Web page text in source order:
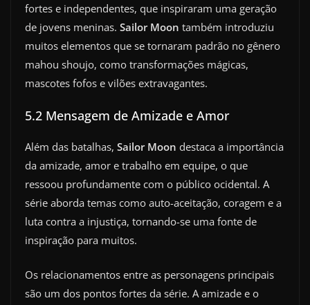
fortes e independentes, que inspiraram uma geração
de jovens meninas. Sailor Moon também introduziu
muitos elementos que se tornaram padrão no gênero
mahou shoujo, como transformações mágicas,
mascotes fofos e vilões extravagantes.
5.2 Mensagem de Amizade e Amor
Além das batalhas, Sailor Moon destaca a importância
da amizade, amor e trabalho em equipe, o que
ressoou profundamente com o público ocidental. A
série aborda temas como auto-aceitação, coragem e a
luta contra a injustiça, tornando-se uma fonte de
inspiração para muitos.
Os relacionamentos entre as personagens principais
são um dos pontos fortes da série. A amizade e o